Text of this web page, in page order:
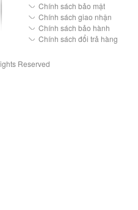
Chính sách bảo mật
Chính sách giao nhận
Chính sách bảo hành
Chính sách đổi trả hàng
Reserved